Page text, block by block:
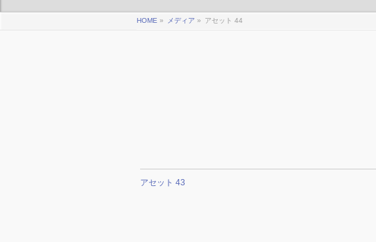
HOME » メディア » アセット 44
アセット 43